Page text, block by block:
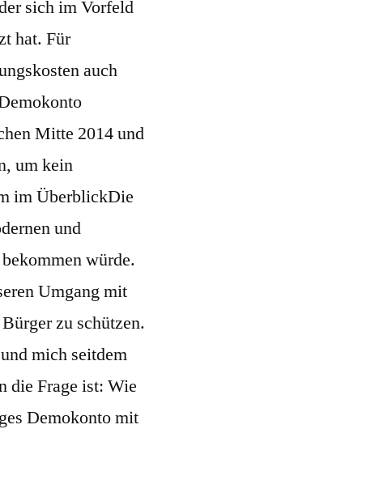
sich im Vorfeld
hat. Für
auch
Mitte 2014 und
um kein
im ÜberblickDie
und
würde.
Umgang mit
zu schützen.
mich seitdem
die Frage ist: Wie
Demokonto mit